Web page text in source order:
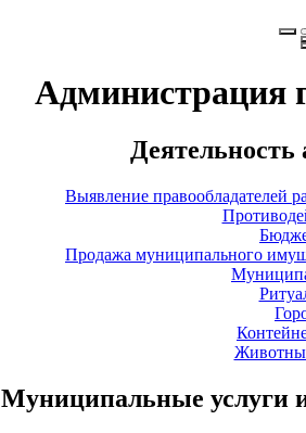
Администрация
Выявление правообладателей
Продажа муниципального
Муниципальные услуги